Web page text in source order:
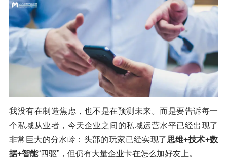
我没有在制造焦虑，也不是在预测未来。而是要告诉每一
个私域从业者，今天企业之间的私域运营水平已经出现了
非常巨大的分水岭：头部的玩家已经实现了思维+技术+数
据+智能“四驱”，但仍有大量企业卡在怎么加好友上。